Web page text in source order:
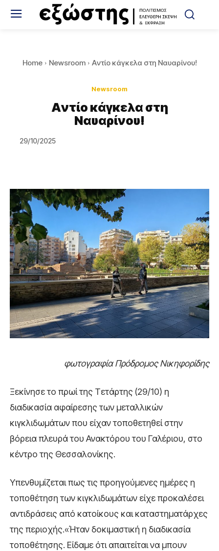
Home Newsroom Aντίο κάγκελα στη Ναυαρίνου!
Newsroom
Aντίο κάγκελα στη
Ναυαρίνου!
29/10/2025
φωτογραφία Πρόδρομος Νικηφορίδης
Ξεκίνησε το πρωί της Τετάρτης (29/10) η
διαδικασία αφαίρεσης των μεταλλικών
κιγκλιδωμάτων που είχαν τοποθετηθεί στην
βόρεια πλευρά του Ανακτόρου του Γαλέριου, στο
κέντρο της Θεσσαλονίκης.
Υπενθυμίζεται πως τις προηγούμενες ημέρες η
τοποθέτηση των κιγκλιδωμάτων είχε προκαλέσει
αντιδράσεις από κατοίκους και καταστηματάρχες
της περιοχής.«Ήταν δοκιμαστική η διαδικασία
τοποθέτησης. Είδαμε ότι απαιτείται να μπουν